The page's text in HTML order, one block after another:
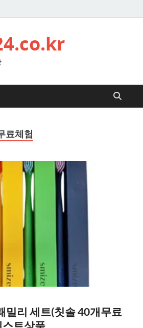
료체험
밀리 세트(칫솔 40개무료
스트상품